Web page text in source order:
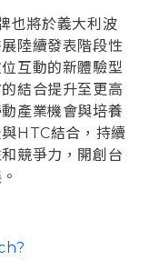
也將於義大利波
陸續發表階段性
互動的新體驗型
結合提升至更高
產業機會與培養
HTC結合，持續
競爭力，開創台